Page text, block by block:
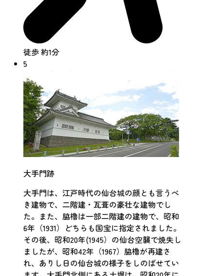
徒歩 約1分
5
大手門跡
大手門は、江戸時代の仙台城の顔とも言うべ
き建物で、二階建・瓦葺の豪壮な建物でし
た。また、脇櫓は一部二階建の建物で、昭和
6年（1931）どちらも国宝に指定されました。
その後、昭和20年(1945）の仙台空襲で焼失し
ましたが、昭和42年（1967）脇櫓が再建さ
れ、ありし日の仙台城の様子をしのばせてい